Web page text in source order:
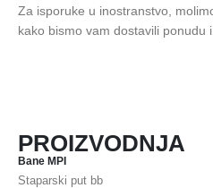
Za isporuke u inostranstvo,
kako bismo vam dostavili ponudu
PROIZVODNJA
Bane MPI
Staparski put bb